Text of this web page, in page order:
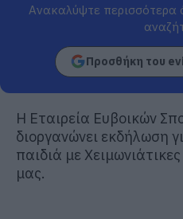
Ανακαλύψτε
Προσθήκη του
Η Εταιρεία Ευβοικών
διοργανώνει εκδήλωση
παιδιά με
μας.